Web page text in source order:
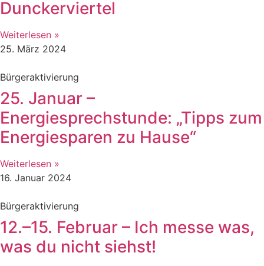
Dunckerviertel
Weiterlesen »
25. März 2024
Bürgeraktivierung
25. Januar –
Energiesprechstunde: „Tipps zum
Energiesparen zu Hause“
Weiterlesen »
16. Januar 2024
Bürgeraktivierung
12.–15. Februar – Ich messe was,
was du nicht siehst!